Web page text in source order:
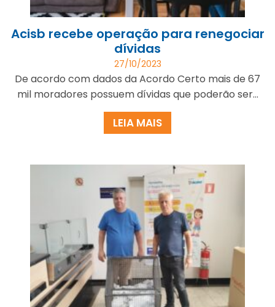
Acisb recebe operação para renegociar
dívidas
27/10/2023
De acordo com dados da Acordo Certo mais de 67
mil moradores possuem dívidas que poderão ser...
LEIA MAIS